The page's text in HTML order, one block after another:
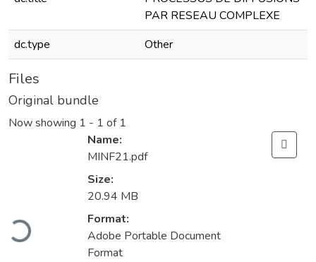
PAR RESEAU COMPLEXE
dc.type
Other
Files
Original bundle
Now showing 1 - 1 of 1
Loading...
Name:
MINF21.pdf
Size:
20.94 MB
Format:
Adobe Portable Document
Format